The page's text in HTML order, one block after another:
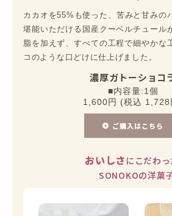
カカオを55%も使った、苦みと甘みの
堪能いただける国産クーベルチュール
脂を加えず、すべての工程で細やかな
コのような口どけに仕上げました。
濃厚ガトーショコ
■内容量:1個
1,600円 (税込 1,728
ご購入はこちら
おいしさにこだわっ
SONOKOの洋菓